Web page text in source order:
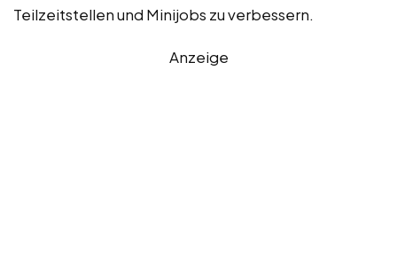
Teilzeitstellen und Minijobs zu verbessern.
Anzeige